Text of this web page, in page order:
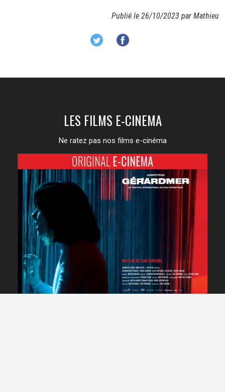
Publié le 26/10/2023 par Mathieu
LES FILMS E-CINEMA
Ne ratez pas nos films e-cinéma